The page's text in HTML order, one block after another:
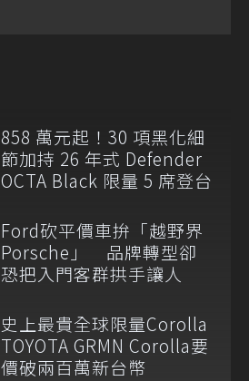
858 萬元起！30 項黑化細
節加持 26 年式 Defender
OCTA Black 限量 5 席登台
Ford砍平價車拚「越野界
Porsche」 品牌轉型卻
恐把入門客群拱手讓人
史上最貴全球限量Corolla
TOYOTA GRMN Corolla要
價破兩百萬新台幣